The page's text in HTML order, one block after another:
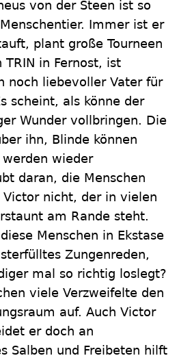
von der Steen ist so
Immer ist er
plant große Tourneen
in Fernost, ist
noch liebevoller Vater für
scheint, als könne der
Wunder vollbringen. Die
ihn, Blinde können
wieder
daran, die Menschen
nicht, der in vielen
am Rande steht.
Menschen in Ekstase
Zungenreden,
mal so richtig loslegt?
viele Verzweifelte den
auf. Auch Victor
er doch an
Salben und Freibeten hilft